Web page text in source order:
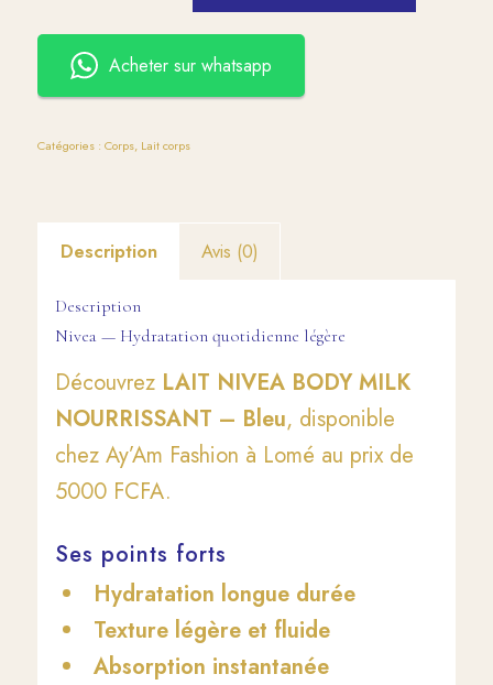
Acheter sur whatsapp
Catégories : Corps, Lait corps
Description Avis (0)
Description
Nivea — Hydratation quotidienne légère
Découvrez LAIT NIVEA BODY MILK
NOURRISSANT – Bleu, disponible
chez Ay’Am Fashion à Lomé au prix de
5000 FCFA.
Ses points forts
Hydratation longue durée
Texture légère et fluide
Absorption instantanée